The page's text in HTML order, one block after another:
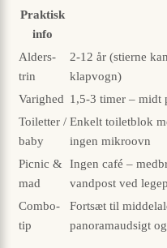
Praktisk
info
Alders­
trin
2-12 år (stierne
klapvogn)
Varighed 1,5-3 timer – midt
Toiletter /
baby
Enkelt toiletblok
ingen mikroovn
Picnic &
mad
Ingen café –
vandpost ved
Combo-
tip
Fortsæt til
panoramaudsigt